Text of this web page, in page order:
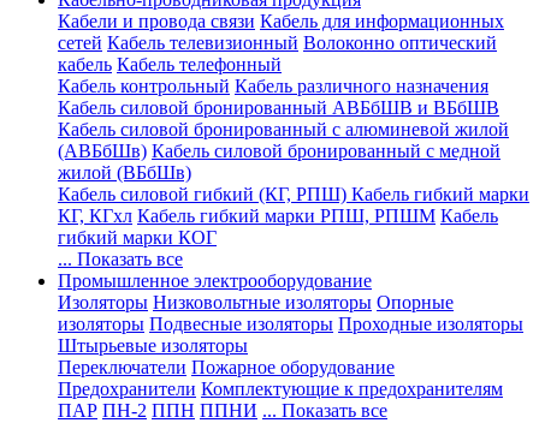
Кабели и провода связи Кабель для информационных
сетей Кабель телевизионный Волоконно оптический
кабель Кабель телефонный
Кабель контрольный Кабель различного назначения
Кабель силовой бронированный АВБбШВ и ВБбШВ
Кабель силовой бронированный с алюминевой жилой
(АВБбШв) Кабель силовой бронированный с медной
жилой (ВБбШв)
Кабель силовой гибкий (КГ, РПШ) Кабель гибкий марки
КГ, КГхл Кабель гибкий марки РПШ, РПШМ Кабель
гибкий марки КОГ
... Показать все
Промышленное электрооборудование
Изоляторы Низковольтные изоляторы Опорные
изоляторы Подвесные изоляторы Проходные изоляторы
Штырьевые изоляторы
Переключатели Пожарное оборудование
Предохранители Комплектующие к предохранителям
ПАР ПН-2 ППН ППНИ ... Показать все